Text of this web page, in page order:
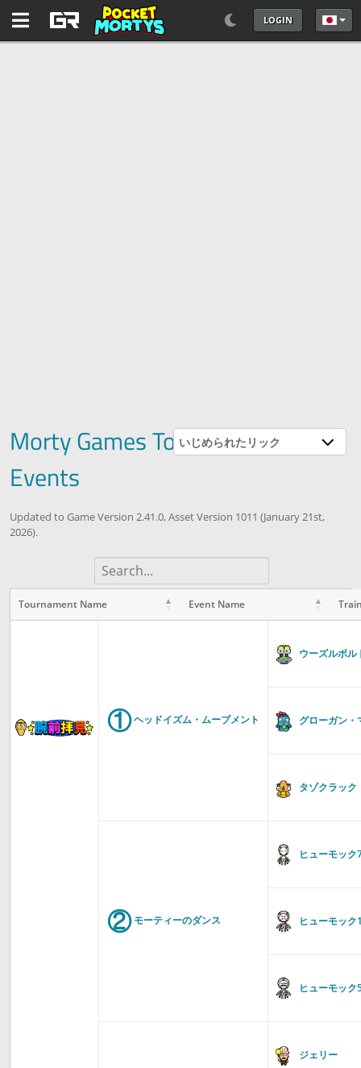
LOGIN あなた
Morty Games Tournaments &
Events
いじめられたリック
Updated to Game Version 2.41.0, Asset Version 1011 (January 21st,
2026).
Tournament Name Event Name
①ヘッドイズム・ムーブメント
ウーズルボル
グローガン・
タゾクラック
② モーティーのダンス
ヒューモック
ヒューモック
ヒューモック
ジェリー